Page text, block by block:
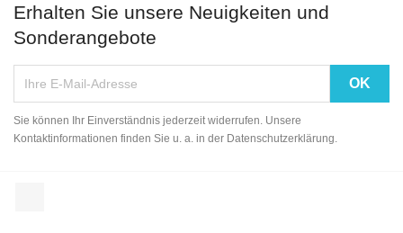
Erhalten Sie unsere Neuigkeiten und
Sonderangebote
Sie können Ihr Einverständnis jederzeit widerrufen. Unsere
Kontaktinformationen finden Sie u. a. in der Datenschutzerklärung.